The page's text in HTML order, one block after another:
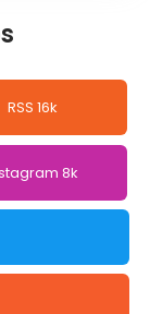
RSS 16k
8k